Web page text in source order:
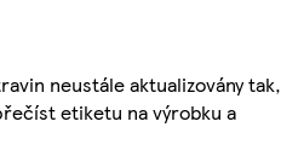
neustále aktualizovány tak,
etiketu na výrobku a